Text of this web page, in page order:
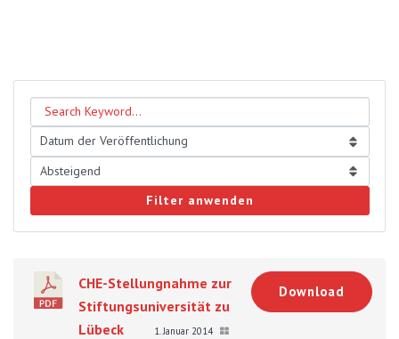
Filter anwenden
CHE-Stellungnahme zur
Stiftungsuniversität zu
Lübeck
1. Januar 2014
Download